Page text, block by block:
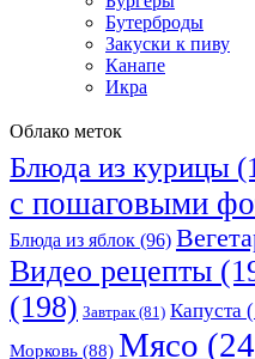
Бутерброды
Закуски к пиву
Канапе
Икра
Облако меток
Блюда из курицы
с пошаговыми
Блюда из яблок (96)
Видео рецепты
(198) Завтрак(81) Капуста
Морковь (88) Мясо